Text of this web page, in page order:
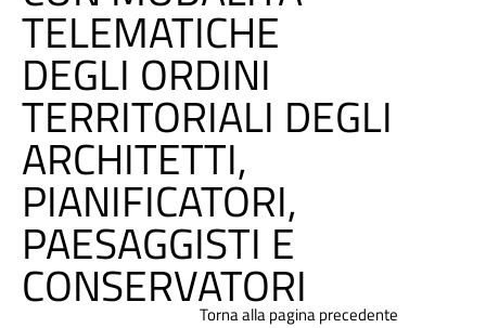
TELEMATICHE
DEGLI ORDINI
TERRITORIALI DEGLI
ARCHITETTI,
PIANIFICATORI,
PAESAGGISTI E
CONSERVATORI
Torna alla pagina precedente